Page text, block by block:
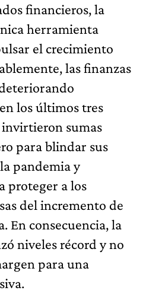
financieros, la
herramienta
el crecimiento
las finanzas
los últimos tres
invirtieron sumas
para blindar sus
pandemia y
proteger a los
del incremento de
En consecuencia, la
niveles récord y no
para una